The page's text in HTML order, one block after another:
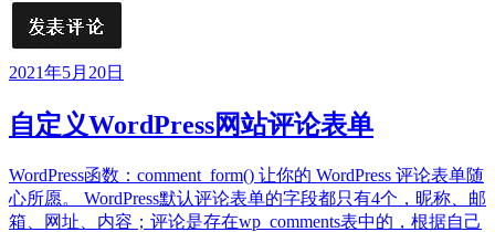
2021年5月20日
自定义WordPress网站评论表单
WordPress函数：comment_form() 让你的 WordPress 评论表单随
心所愿。 WordPress默认评论表单的字段都只有4个，昵称、邮
箱、网址、内容；评论是存在wp_comments表中的，根据自己